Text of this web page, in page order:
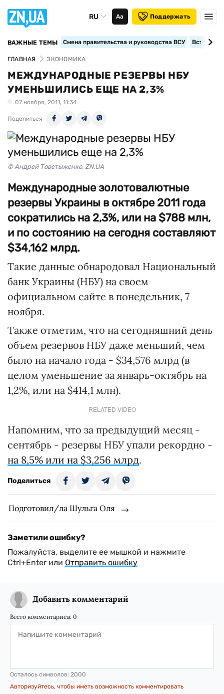
RU Аа Поддержать
ВАЖНЫЕ ТЕМЫ Смена правительства и руководства ВСУ
ГЛАВНАЯ ЭКОНОМИКА
МЕЖДУНАРОДНЫЕ РЕЗЕРВЫ НБУ
УМЕНЬШИЛИСЬ ЕЩЕ НА 2,3%
07 ноября, 2011, 11:34
Поделиться
© Андрей Товстыженко, ZN.UA
Международные золотовалютные
резервы Украины в октябре 2011 года
сократились на 2,3%, или на $788 млн,
и по состоянию на сегодня составляют
$34,162 млрд.
Такие данные обнародовал Национальный
банк Украины (НБУ) на своем
официальном сайте в понедельник, 7
ноября.
Также отметим, что на сегодняшний день
объем резервов НБУ даже меньший, чем
было на начало года - $34,576 млрд (в
целом уменьшение за январь-октябрь на
1,2%, или на $414,1 млн).
RELATED VIDEO
сентябрь - резервы НБУ упали рекордно -
на 8,5% или на $3,256 млрд.